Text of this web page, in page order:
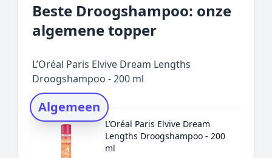
Onze algemene topper
Prijs topper
Rating topper
Onderzoeksmethode
Alternatieven
Prijsniveaus
Beste Droogshampoo: onze
algemene topper
L’Oréal Paris Elvive Dream Lengths
Droogshampoo - 200 ml
Algemeen
L’Oréal Paris Elvive Dream
Lengths Droogshampoo - 200
ml